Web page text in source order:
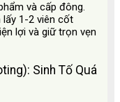
và cấp đông.
lấy 1-2 viên cốt
lợi và giữ trọn vẹn
Sinh Tố Quá